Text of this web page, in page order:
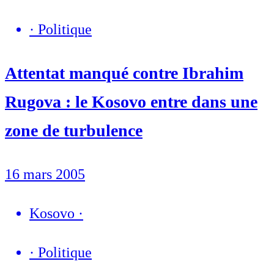
· Politique
Attentat manqué contre Ibrahim
Rugova : le Kosovo entre dans une
zone de turbulence
16 mars 2005
Kosovo ·
· Politique